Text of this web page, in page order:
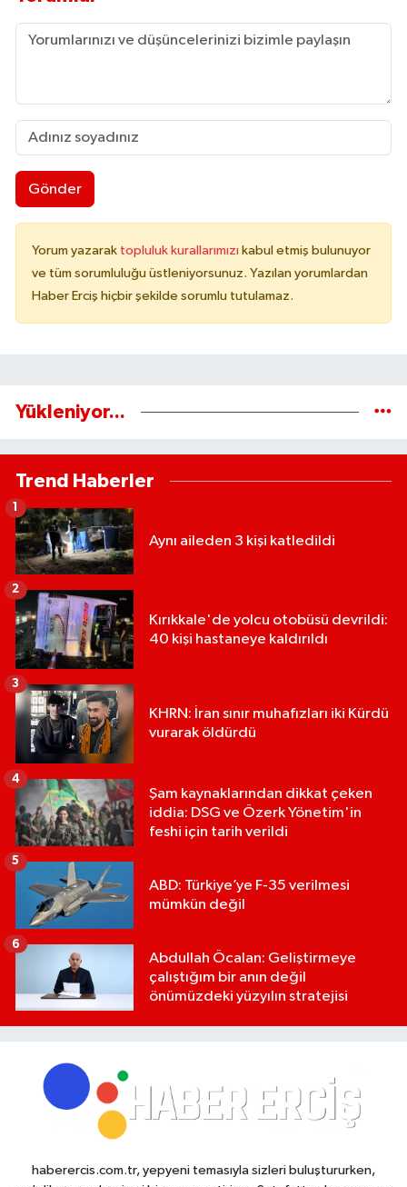
Gönder
Yorum yazarak topluluk kurallarımızı kabul etmiş bulunuyor
ve tüm sorumluluğu üstleniyorsunuz. Yazılan yorumlardan
Haber Erciş hiçbir şekilde sorumlu tutulamaz.
Yükleniyor...
Trend Haberler
Aynı aileden 3 kişi katledildi
Kırıkkale'de yolcu otobüsü devrildi:
40 kişi hastaneye kaldırıldı
2
KHRN: İran sınır muhafızları iki Kürdü
vurarak öldürdü
3
Şam kaynaklarından dikkat çeken
iddia: DSG ve Özerk Yönetim'in
feshi için tarih verildi
4
ABD: Türkiye’ye F-35 verilmesi
mümkün değil
5
Abdullah Öcalan: Geliştirmeye
çalıştığım bir anın değil
önümüzdeki yüzyılın stratejisi
6
haberercis.com.tr, yepyeni temasıyla sizleri buluştururken,